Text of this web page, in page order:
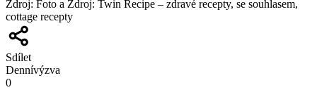
Zdroj: Foto a Zdroj: Twin Recipe – zdravé recepty, se souhlasem,
cottage recepty
Sdílet
Dennívýzva
0